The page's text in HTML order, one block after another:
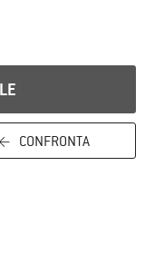
CONFRONTA
di recesso qui